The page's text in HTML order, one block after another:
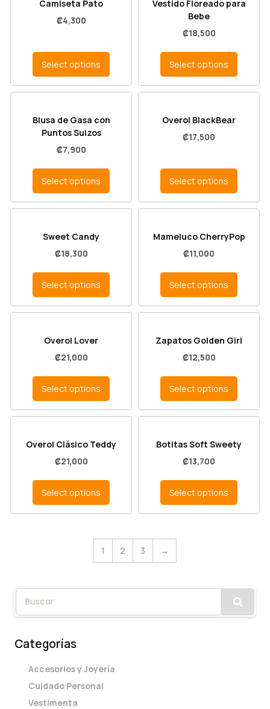
Categorías
Accesorios y Joyería
Cuidado Personal
Vestimenta
Camiseta Pato
₡4,300
Select options
Vestido Floreado para
Bebe
₡18,500
Select options
Blusa de Gasa con
Puntos Suizos
₡7,900
Select options
Overol BlackBear
₡17,500
Select options
Sweet Candy
₡18,300
Select options
Mameluco CherryPop
₡11,000
Select options
Overol Lover
₡21,000
Select options
Zapatos Golden Girl
₡12,500
Select options
Overol Clásico Teddy
₡21,000
Select options
Botitas Soft Sweety
₡13,700
Select options
1 2 3 →